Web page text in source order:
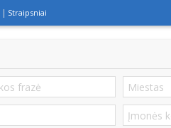
Straipsniai